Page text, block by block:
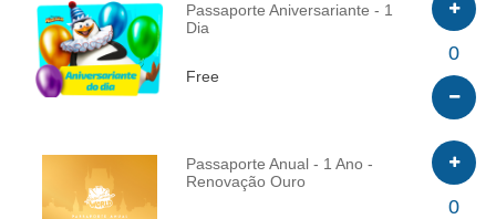
INFO
Passaporte Aniversariante - 1
Dia
Free
0
INFO
Passaporte Anual - 1 Ano -
Renovação Ouro
0